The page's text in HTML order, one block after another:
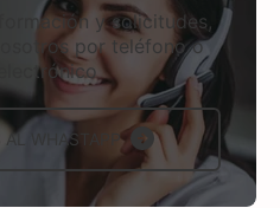
y solicitudes,
por teléfono o
WHASTAPP